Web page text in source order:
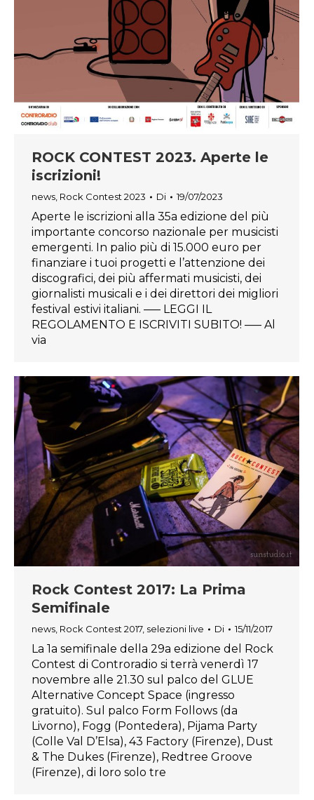
ROCK CONTEST 2023. Aperte le
iscrizioni!
news, Rock Contest 2023 Di 19/07/2023
Aperte le iscrizioni alla 35a edizione del più
importante concorso nazionale per musicisti
emergenti. In palio più di 15.000 euro per
finanziare i tuoi progetti e l’attenzione dei
discografici, dei più affermati musicisti, dei
giornalisti musicali e i dei direttori dei migliori
festival estivi italiani. ––– LEGGI IL
REGOLAMENTO E ISCRIVITI SUBITO! –— Al
via
Rock Contest 2017: La Prima
Semifinale
news Rock Contest 2017, selezioni live Di 15/11/2017
La 1a semifinale della 29a edizione del Rock
Contest di Controradio si terrà venerdì 17
novembre alle 21.30 sul palco del GLUE
Alternative Concept Space (ingresso
gratuito). Sul palco Form Follows (da
Livorno), Fogg (Pontedera), Pijama Party
(Colle Val D’Elsa), 43 Factory (Firenze), Dust
& The Dukes (Firenze), Redtree Groove
(Firenze), di loro solo tre